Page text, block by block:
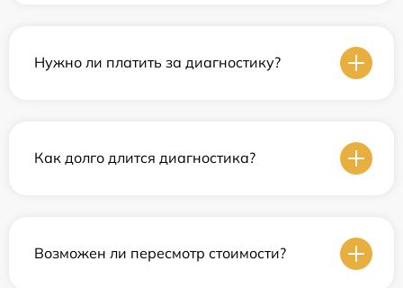
Нужно ли платить за диагностику?
Как долго длится диагностика?
Возможен ли пересмотр стоимости?